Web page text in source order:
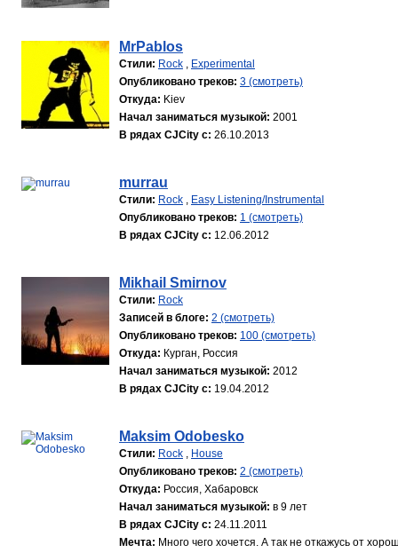
MrPablos
Стили: Rock , Experimental
Опубликовано треков: 3 (смотреть)
Откуда: Kiev
Начал заниматься музыкой: 2001
В рядах CJCity с: 26.10.2013
murrau
Стили: Rock , Easy Listening/Instrumental
Опубликовано треков: 1 (смотреть)
В рядах CJCity с: 12.06.2012
Mikhail Smirnov
Стили: Rock
Записей в блоге: 2 (смотреть)
Опубликовано треков: 100 (смотреть)
Откуда: Курган, Россия
Начал заниматься музыкой: 2012
В рядах CJCity с: 19.04.2012
Maksim Odobesko
Стили: Rock , House
Опубликовано треков: 2 (смотреть)
Откуда: Россия, Хабаровск
Начал заниматься музыкой: в 9 лет
В рядах CJCity с: 24.11.2011
Мечта: Много чего хочется. А так не откажусь от